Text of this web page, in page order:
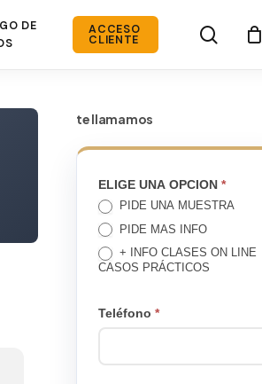
DE
ACCESO
CLIENTE search
te llamamos
TE
LLAMAMOS
ELIGE UNA OPCION*
PIDE UNA MUESTRA
PIDE MAS INFO
+ INFO CLASES ON LINE
CASOS PRÁCTICOS
Teléfono*